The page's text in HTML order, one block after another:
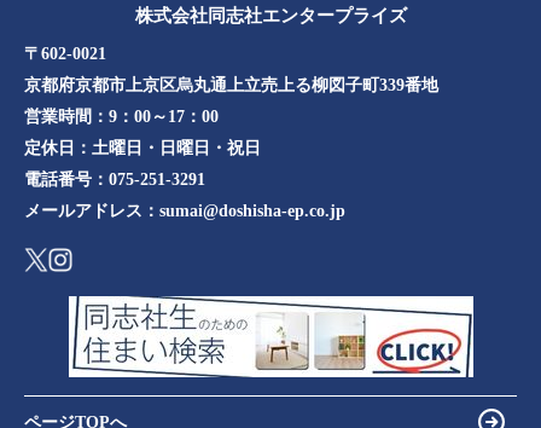
株式会社同志社エンタープライズ
〒602-0021
京都府京都市上京区烏丸通上立売上る柳図子町339番地​​
営業時間： 9：00～17：00
定休日： 土曜日・日曜日・祝日
電話番号： 075-251-3291
メールアドレス： sumai@doshisha-ep.co.jp
ページTOPへ